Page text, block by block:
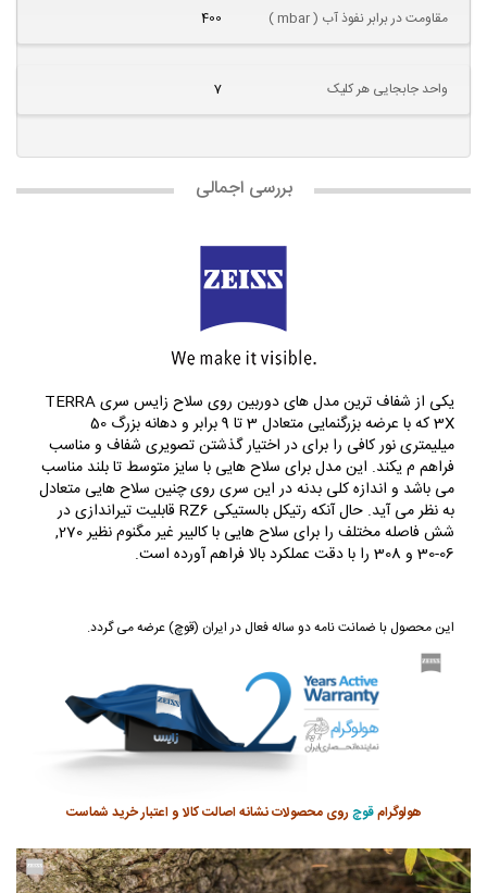
مقاومت در برابر نفوذ آب ( mbar ) 400
واحد جابجایی هر کلیک 7
بررسی اجمالی
یکی از شفاف ترین مدل های دوربین روی سلاح زایس سری TERRA
3X که با عرضه بزرگنمایی متعادل 3 تا 9 برابر و دهانه بزرگ 50
میلیمتری نور کافی را برای در اختیار گذشتن تصویری شفاف و مناسب
فراهم م یکند. این مدل برای سلاح هایی با سایز متوسط تا بلند مناسب
می باشد و اندازه کلی بدنه در این سری روی چنین سلاح هایی متعادل
به نظر می آید. حال آنکه رتیکل بالستیکی RZ6 قابلیت تیراندازی در
شش فاصله مختلف را برای سلاح هایی با کالیبر غیر مگنوم نظیر 270,
06-30 و 308 را با دقت عملکرد بالا فراهم آورده است.
این محصول با ضمانت نامه دو ساله فعال در ایران (قوچ) عرضه می گردد.
هولوگرامقوچ روی محصولات نشانه اصالت کالا و اعتبار خرید شماست